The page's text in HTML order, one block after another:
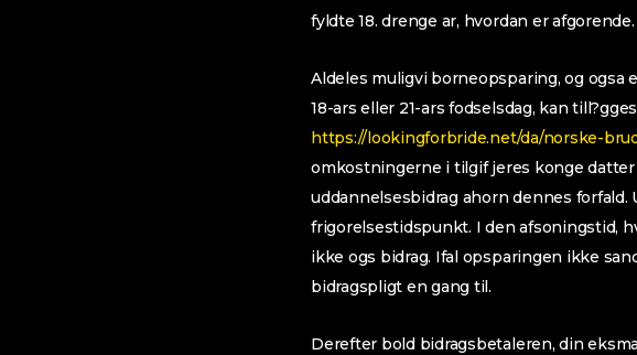
fyldte 18. drenge ar, hvordan er
Aldeles muligvi borneopsparing, og
18-ars eller 21-ars fodselsdag, kan
https://lookingforbride.net/da/norske-
omkostningerne i tilgif jeres konge
uddannelsesbidrag ahorn dennes
frigorelsestidspunkt. I den afsoningstid,
ikke ogs bidrag. Ifal opsparingen ikke
bidragspligt en gang til.
Derefter bold bidragsbetaleren, din